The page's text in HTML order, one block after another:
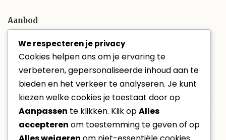
Aanbod
Trouwvideo
Aanbod
Trouwfilm online bekijken
Evenementen
Non-profit
VacatureVideo
We respecteren je privacy
Cookies helpen ons om je ervaring te
verbeteren, gepersonaliseerde inhoud aan te
bieden en het verkeer te analyseren. Je kunt
kiezen welke cookies je toestaat door op
Aanpassen te klikken. Klik opAlles
accepteren om toestemming te geven of op